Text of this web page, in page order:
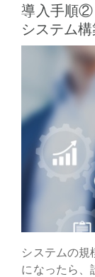
導入手順②
システム
システムの規
になったら、